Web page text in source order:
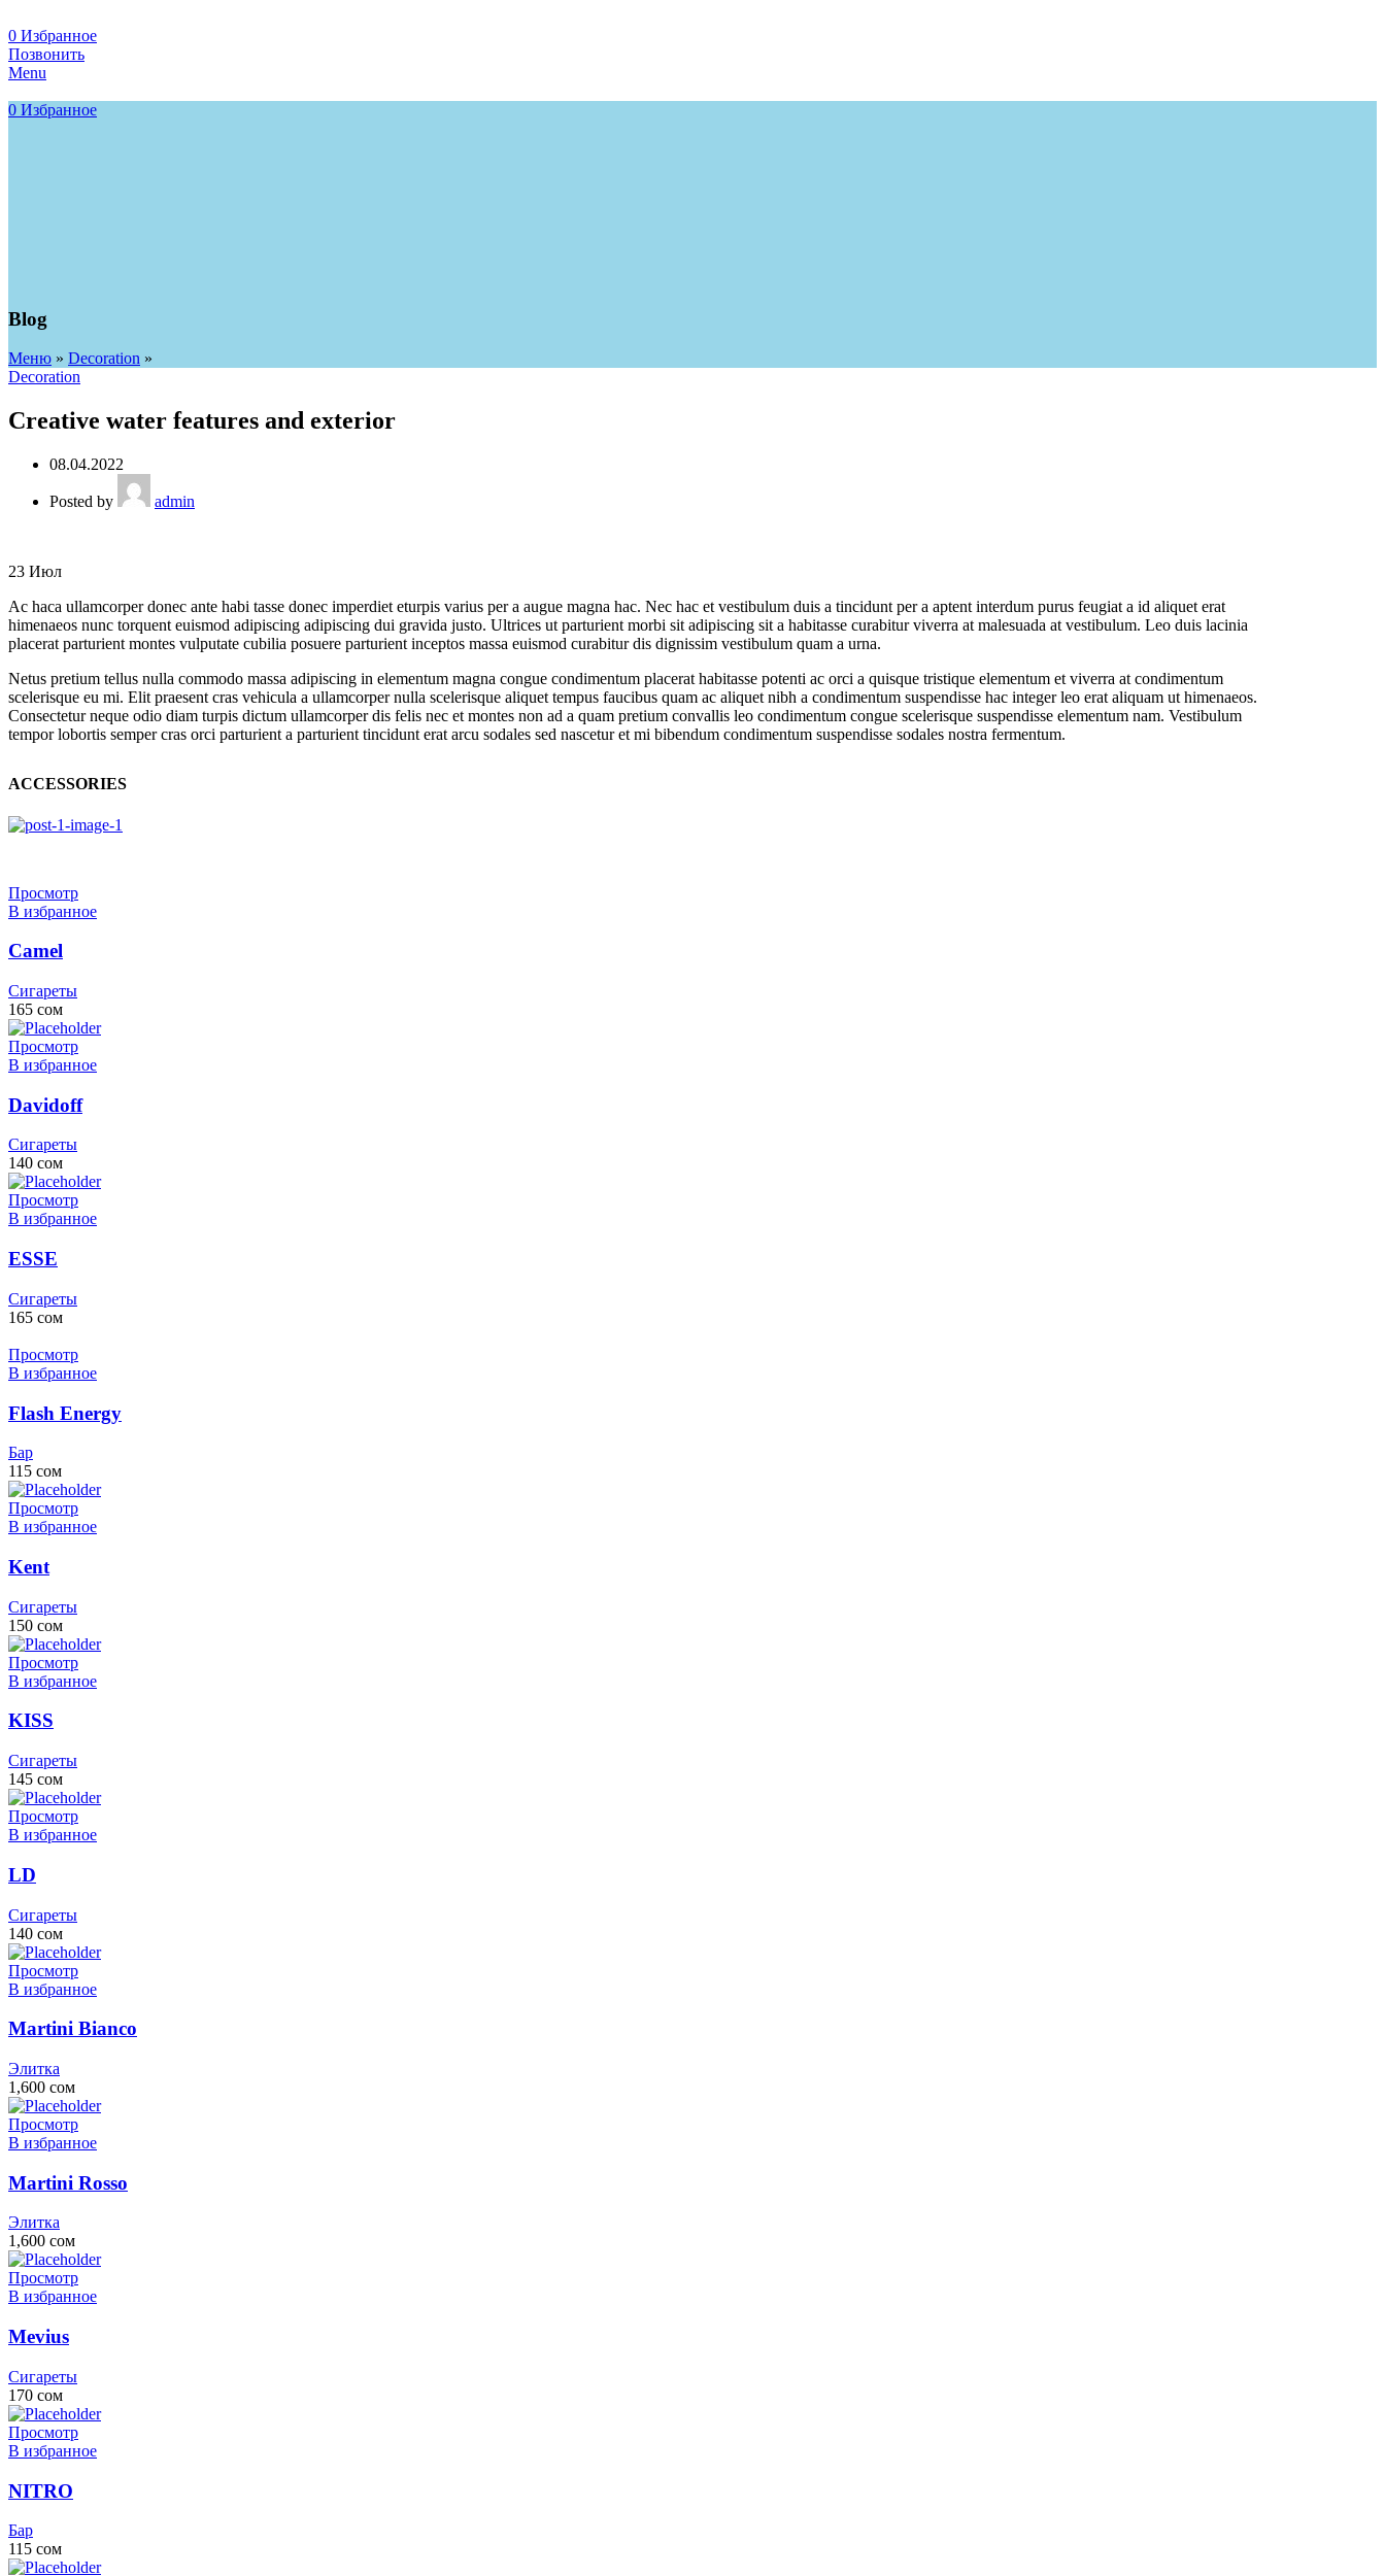
0 Избранное
Позвонить
Menu
0 Избранное
Blog
Меню » Decoration »
Decoration
Creative water features and exterior
08.04.2022
Posted by admin
23 Июл
Ac haca ullamcorper donec ante habi tasse donec imperdiet eturpis varius per a augue magna hac. Nec hac et vestibulum duis a tincidunt per a aptent interdum purus feugiat a id aliquet erat
himenaeos nunc torquent euismod adipiscing adipiscing dui gravida justo. Ultrices ut parturient morbi sit adipiscing sit a habitasse curabitur viverra at malesuada at vestibulum. Leo duis lacinia
placerat parturient montes vulputate cubilia posuere parturient inceptos massa euismod curabitur dis dignissim vestibulum quam a urna.
Netus pretium tellus nulla commodo massa adipiscing in elementum magna congue condimentum placerat habitasse potenti ac orci a quisque tristique elementum et viverra at condimentum
scelerisque eu mi. Elit praesent cras vehicula a ullamcorper nulla scelerisque aliquet tempus faucibus quam ac aliquet nibh a condimentum suspendisse hac integer leo erat aliquam ut himenaeos.
Consectetur neque odio diam turpis dictum ullamcorper dis felis nec et montes non ad a quam pretium convallis leo condimentum congue scelerisque suspendisse elementum nam. Vestibulum
tempor lobortis semper cras orci parturient a parturient tincidunt erat arcu sodales sed nascetur et mi bibendum condimentum suspendisse sodales nostra fermentum.
ACCESSORIES
Просмотр
В избранное
Camel
Сигареты
165 сом
Просмотр
В избранное
Davidoff
Сигареты
140 сом
Просмотр
В избранное
ESSE
Сигареты
165 сом
Просмотр
В избранное
Flash Energy
Бар
115 сом
Просмотр
В избранное
Kent
Сигареты
150 сом
Просмотр
В избранное
KISS
Сигареты
145 сом
Просмотр
В избранное
LD
Сигареты
140 сом
Просмотр
В избранное
Martini Bianco
Элитка
1,600 сом
Просмотр
В избранное
Martini Rosso
Элитка
1,600 сом
Просмотр
В избранное
Mevius
Сигареты
170 сом
Просмотр
В избранное
NITRO
Бар
115 сом